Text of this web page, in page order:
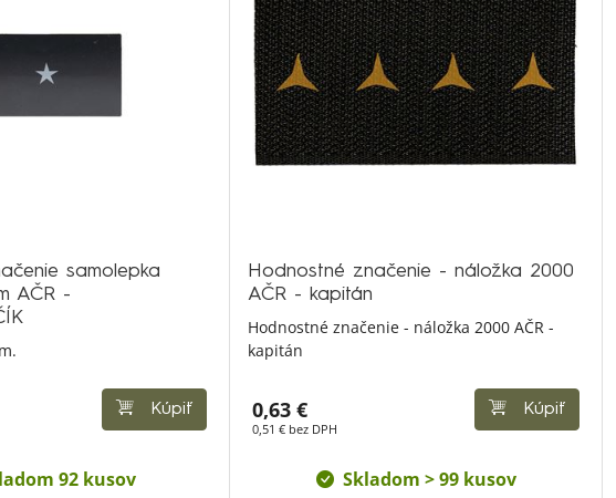
samolepka
AČR -
Kúpiť
92 kusov
Hodnostné značenie - náložka 2000
AČR - kapitán
Hodnostné značenie - náložka 2000 AČR -
kapitán
0,63 €
0,51 € bez DPH
Kúpiť
Skladom > 99 kusov